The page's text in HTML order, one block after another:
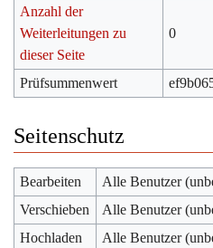
Anzahl der
Weiterleitungen zu
dieser Seite
0
Prüfsummenwert
Seitenschutz
Bearbeiten
Alle Benutzer
Verschieben
Alle Benutzer
Hochladen
Alle Benutzer